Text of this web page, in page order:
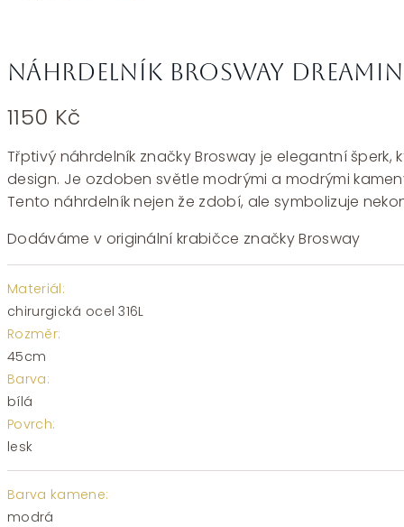
Náhrdelník Brosway
1150 Kč
Třptivý náhrdelník značky Brosway je elegantní šperk,
design. Je ozdoben světle modrými a modrými
Tento náhrdelník nejen že zdobí, ale symbolizuje
Dodáváme v originální krabičce značky Brosway
Materiál:
chirurgická ocel 316L
Rozměr:
45cm
Barva:
bílá
Povrch:
lesk
Barva kamene:
modrá